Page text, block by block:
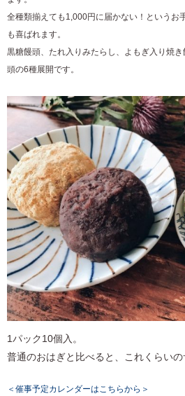
全種類揃えても1,000円に届かない！というお
も喜ばれます。
黒糖饅頭、たれ入りみたらし、よもぎ入り焼
頭の6種展開です。
1パック10個入。
普通のおはぎと比べると、これくらいの
＜催事予定カレンダーはこちらから＞